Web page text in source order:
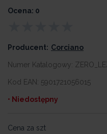
Ocena: 0
Producent: Corciano
Numer Katalogowy:
Kod EAN: 5901721056015
• Niedostępny
Cena za szt